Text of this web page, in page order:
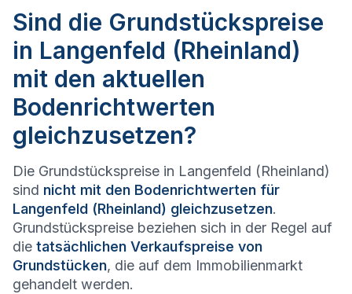
Sind die Grundstückspreise
in Langenfeld (Rheinland)
mit den aktuellen
Bodenrichtwerten
gleichzusetzen?
Die Grundstückspreise in Langenfeld (Rheinland)
sind nicht mit den Bodenrichtwerten für
Langenfeld (Rheinland) gleichzusetzen.
Grundstückspreise beziehen sich in der Regel auf
die tatsächlichen Verkaufspreise von
Grundstücken, die auf dem Immobilienmarkt
gehandelt werden.